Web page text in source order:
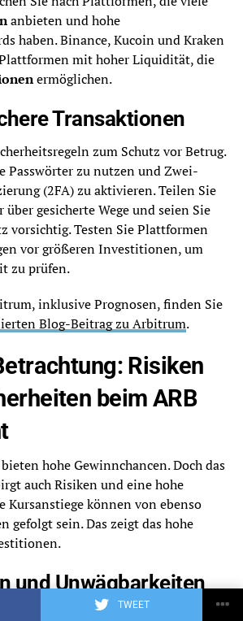
TWEET
anbieten und hohe
haben. Binance, Kucoin und Kraken
mit hoher Liquidität, die
ermöglichen.
Transaktionen
zum Schutz vor Betrug.
Passwörter zu nutzen und Zwei-
(2FA) zu aktivieren. Teilen Sie
gesicherte Wege und seien Sie
vorsichtig. Testen Sie Plattformen
vor größeren Investitionen, um
zu prüfen.
inklusive Prognosen, finden Sie
Blog-Beitrag zu Arbitrum.
Risiken
beim ARB
hohe Gewinnchancen. Doch das
auch Risiken und eine hohe
Kursanstiege können von ebenso
gefolgt sein. Das zeigt das hohe
und Unwägbarkeiten